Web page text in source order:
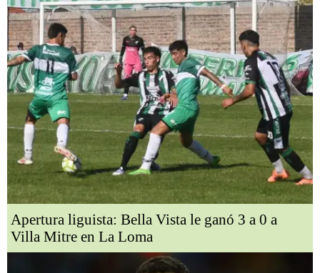
Apertura liguista: Bella Vista le ganó 3 a 0 a
Villa Mitre en La Loma